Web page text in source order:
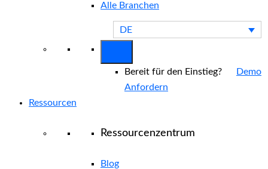
Alle Branchen
DE
Bereit für den Einstieg?
Demo
Anfordern
Ressourcen
Ressourcenzentrum
Blog